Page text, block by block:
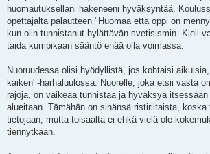
huomautuksellani hakeneeni hyväksyntää.
opettajalta palautteen "Huomaa että oppi on
kun olin tunnistanut hylättävän svetisismin. Kieli
taida kumpikaan sääntö enää olla voimassa.
Nuoruudessa olisi hyödyllistä, jos kohtaisi
kaiken' -harhaluulossa. Nuorelle, joka etsii vasta
rajoja, on vaikeaa tunnistaa ja hyväksyä
alueitaan. Tämähän on sinänsä ristiriitaista, koska
tietojaan, mutta toisaalta ei ehkä vielä ole
tiennytkään.